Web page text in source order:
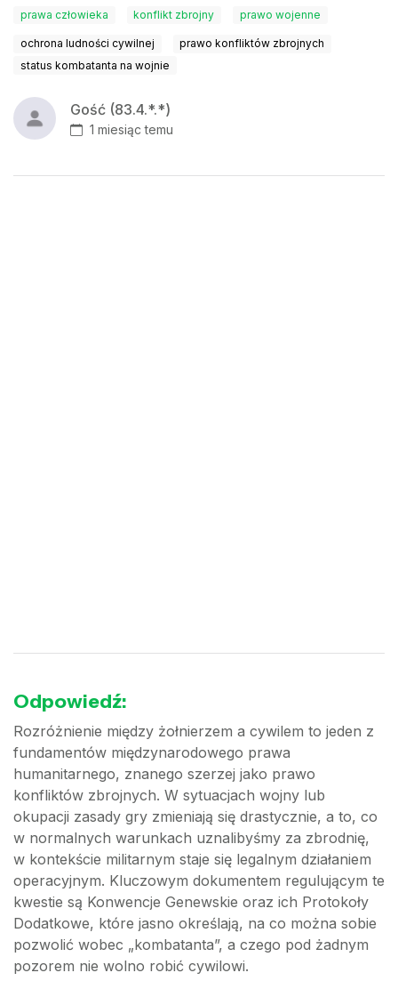
prawa człowieka konflikt zbrojny prawo wojenne
ochrona ludności cywilnej
prawo konfliktów zbrojnych
status kombatanta na wojnie
Gość (83.4.*.*)
1 miesiąc temu
Odpowiedź:
Rozróżnienie między żołnierzem a cywilem to jeden z
fundamentów międzynarodowego prawa
humanitarnego, znanego szerzej jako prawo
konfliktów zbrojnych. W sytuacjach wojny lub
okupacji zasady gry zmieniają się drastycznie, a to, co
w normalnych warunkach uznalibyśmy za zbrodnię,
w kontekście militarnym staje się legalnym działaniem
operacyjnym. Kluczowym dokumentem regulującym te
kwestie są Konwencje Genewskie oraz ich Protokoły
Dodatkowe, które jasno określają, na co można sobie
pozwolić wobec „kombatanta”, a czego pod żadnym
pozorem nie wolno robić cywilowi.